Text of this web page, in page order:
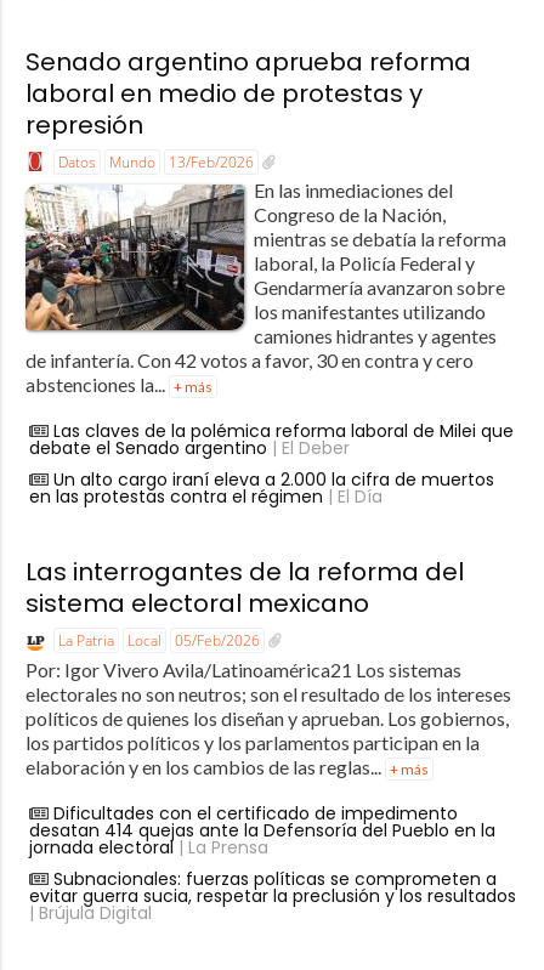
Senado argentino aprueba reforma
laboral en medio de protestas y
represión
Datos Mundo 13/Feb/2026
En las inmediaciones del
Congreso de la Nación,
mientras se debatía la reforma
laboral, la Policía Federal y
Gendarmería avanzaron sobre
los manifestantes utilizando
camiones hidrantes y agentes
de infantería. Con 42 votos a favor, 30 en contra y cero
abstenciones la... + más
Las claves de la polémica reforma laboral de Milei que
debate el Senado argentino | El Deber
Un alto cargo iraní eleva a 2.000 la cifra de muertos
en las protestas contra el régimen | El Día
Las interrogantes de la reforma del
sistema electoral mexicano
La Patria Local 05/Feb/2026
Por: Igor Vivero Avila/Latinoamérica21 Los sistemas
electorales no son neutros; son el resultado de los intereses
políticos de quienes los diseñan y aprueban. Los gobiernos,
los partidos políticos y los parlamentos participan en la
elaboración y en los cambios de las reglas... + más
Dificultades con el certificado de impedimento
desatan 414 quejas ante la Defensoría del Pueblo en la
jornada electoral| La Prensa
Subnacionales: fuerzas políticas se comprometen a
evitar guerra sucia, respetar la preclusión y los resultados
| Brújula Digital